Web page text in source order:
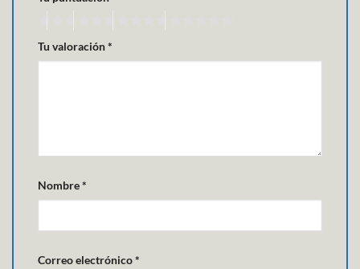
Tu valoración*
Nombre*
Correo electrónico*